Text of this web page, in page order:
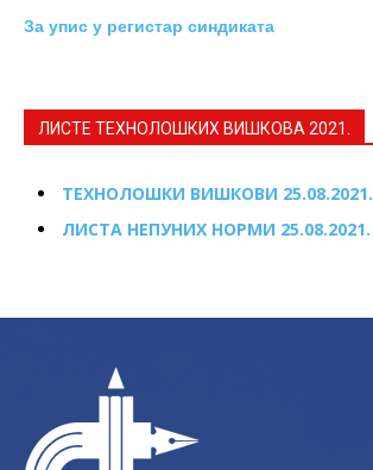
За упис у регистар синдиката
ЛИСТЕ ТЕХНОЛОШКИХ ВИШКОВА 2021.
ТЕХНОЛОШКИ ВИШКОВИ 25.08.2021.
ЛИСТА НЕПУНИХ НОРМИ 25.08.2021.